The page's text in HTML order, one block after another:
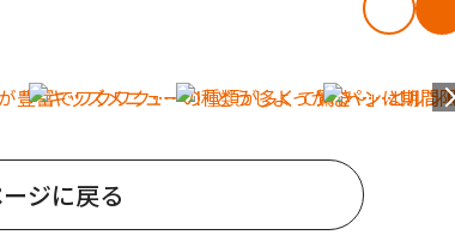
ジに戻る